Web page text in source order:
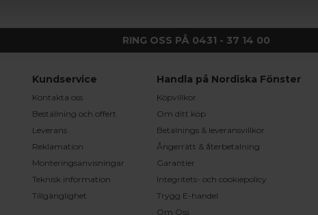
RING OSS PÅ 0431 - 37 14 00
Kundservice
Kontakta oss
Beställning och offert
Leverans
Reklamation
Monteringsanvisningar
Teknisk information
Tillgänglighet
Handla på Nordiska Fönster
Köpvillkor
Om ditt köp
Betalnings & leveransvillkor
Ångerrätt & återbetalning
Garantier
Integritets- och cookiepolicy
Trygg E-handel
Om Oss